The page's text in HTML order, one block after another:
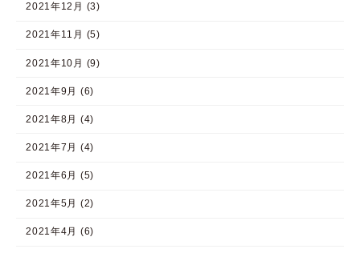
2021年12月 (3)
2021年11月 (5)
2021年10月 (9)
2021年9月 (6)
2021年8月 (4)
2021年7月 (4)
2021年6月 (5)
2021年5月 (2)
2021年4月 (6)